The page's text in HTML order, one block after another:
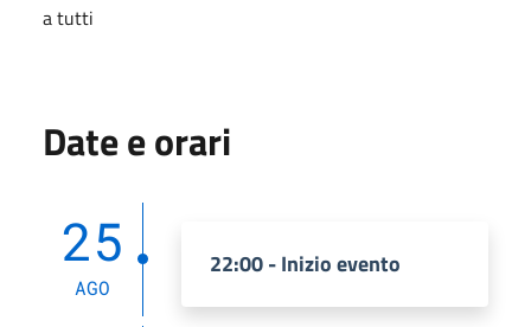
a tutti
Date e orari
25
AGO
22:00 - Inizio evento